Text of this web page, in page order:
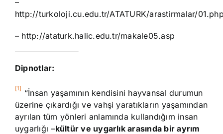
–
http://turkoloji.cu.edu.tr/ATATURK/arastirmalar/
– http://ataturk.halic.edu.tr/makale05.asp
Dipnotlar:
[1] “İnsan yaşamının kendisini hayvansal durumun
üzerine çıkardığı ve vahşi yaratıkların yaşamından
ayrılan tüm yönleri anlamında kullandığım insan
uygarlığı –kültür ve uygarlık arasında bir ayrım